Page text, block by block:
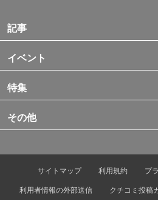
記事
イベント
特集
その他
サイトマップ 利用規約
プ
利用者情報の外部送信
クチコミ投稿